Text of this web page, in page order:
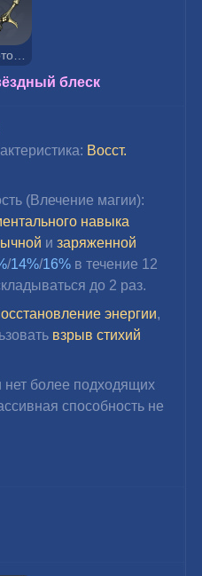
Прототип: Звёздный блеск
блеск
Восст.
(Влечение магии):
навыка
и заряженной
/14%/16% в течение 12
до 2 раз.
энергии,
взрыв стихий
нет более подходящих
способность не